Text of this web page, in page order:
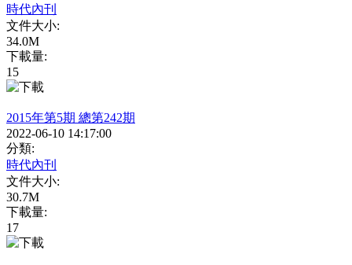
時代內刊
文件大小:
34.0M
下載量:
15
2015年第5期 總第242期
2022-06-10 14:17:00
分類:
時代內刊
文件大小:
30.7M
下載量:
17